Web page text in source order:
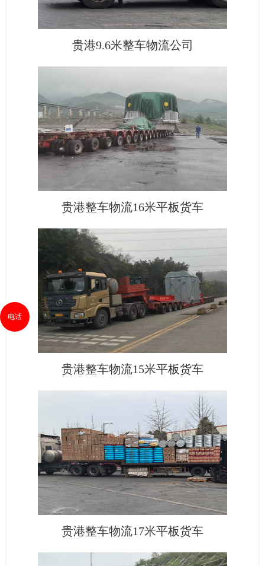
贵港9.6米整车物流公司
贵港整车物流16米平板货车
贵港整车物流15米平板货车
贵港整车物流17米平板货车
电话